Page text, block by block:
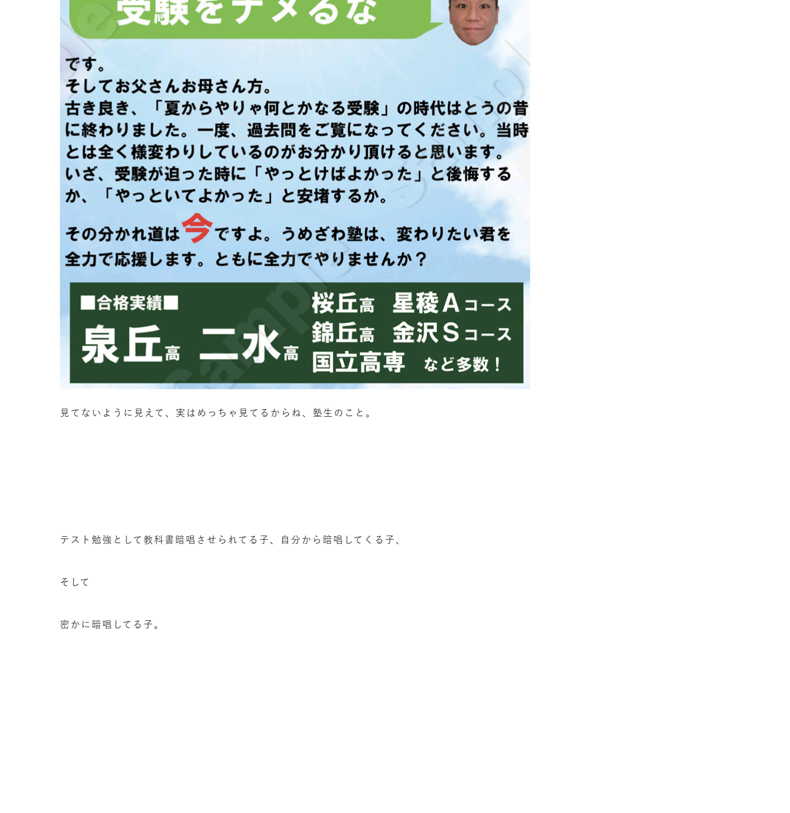
見てないように見えて、実はめっちゃ見てるからね、塾生のこと。
テスト勉強として教科書暗唱させられてる子、自分から暗唱してくる子、
そして
密かに暗唱してる子。